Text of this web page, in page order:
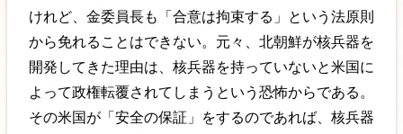
けれど、金委員長も「合意は拘束する」という法原則
から免れることはできない。元々、北朝鮮が核兵器を
開発してきた理由は、核兵器を持っていないと米国に
よって政権転覆されてしまうという恐怖からである。
その米国が「安全の保証」をするのであれば、核兵器